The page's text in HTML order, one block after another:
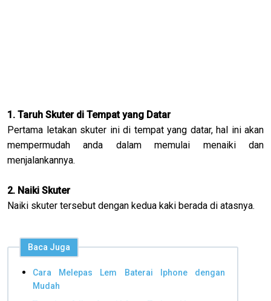
1. Taruh Skuter di Tempat yang Datar
Pertama letakan skuter ini di tempat yang datar, hal ini akan
mempermudah anda dalam memulai menaiki dan
menjalankannya.
2. Naiki Skuter
Naiki skuter tersebut dengan kedua kaki berada di atasnya.
Baca Juga
Cara Melepas Lem Baterai Iphone dengan
Mudah